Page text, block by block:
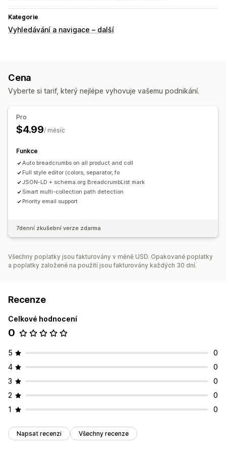
Kategorie
Vyhledávání a navigace – další
Cena
Vyberte si tarif, který nejlépe vyhovuje vašemu podnikání.
Pro
$4.99/ měsíc
Funkce
Auto breadcrumbs on all product and coll
Full style editor (colors, separator, fo
JSON-LD + schema.org BreadcrumbList mark
Smart multi-collection path detection
Priority email support
7denní zkušební verze zdarma
Všechny poplatky jsou fakturovány v měně USD. Opakované poplatky
a poplatky založené na použití jsou fakturovány každých 30 dní.
Recenze
Celkové hodnocení
0
5
0
4
0
3
0
2
0
1
0
Napsat recenzi Všechny recenze